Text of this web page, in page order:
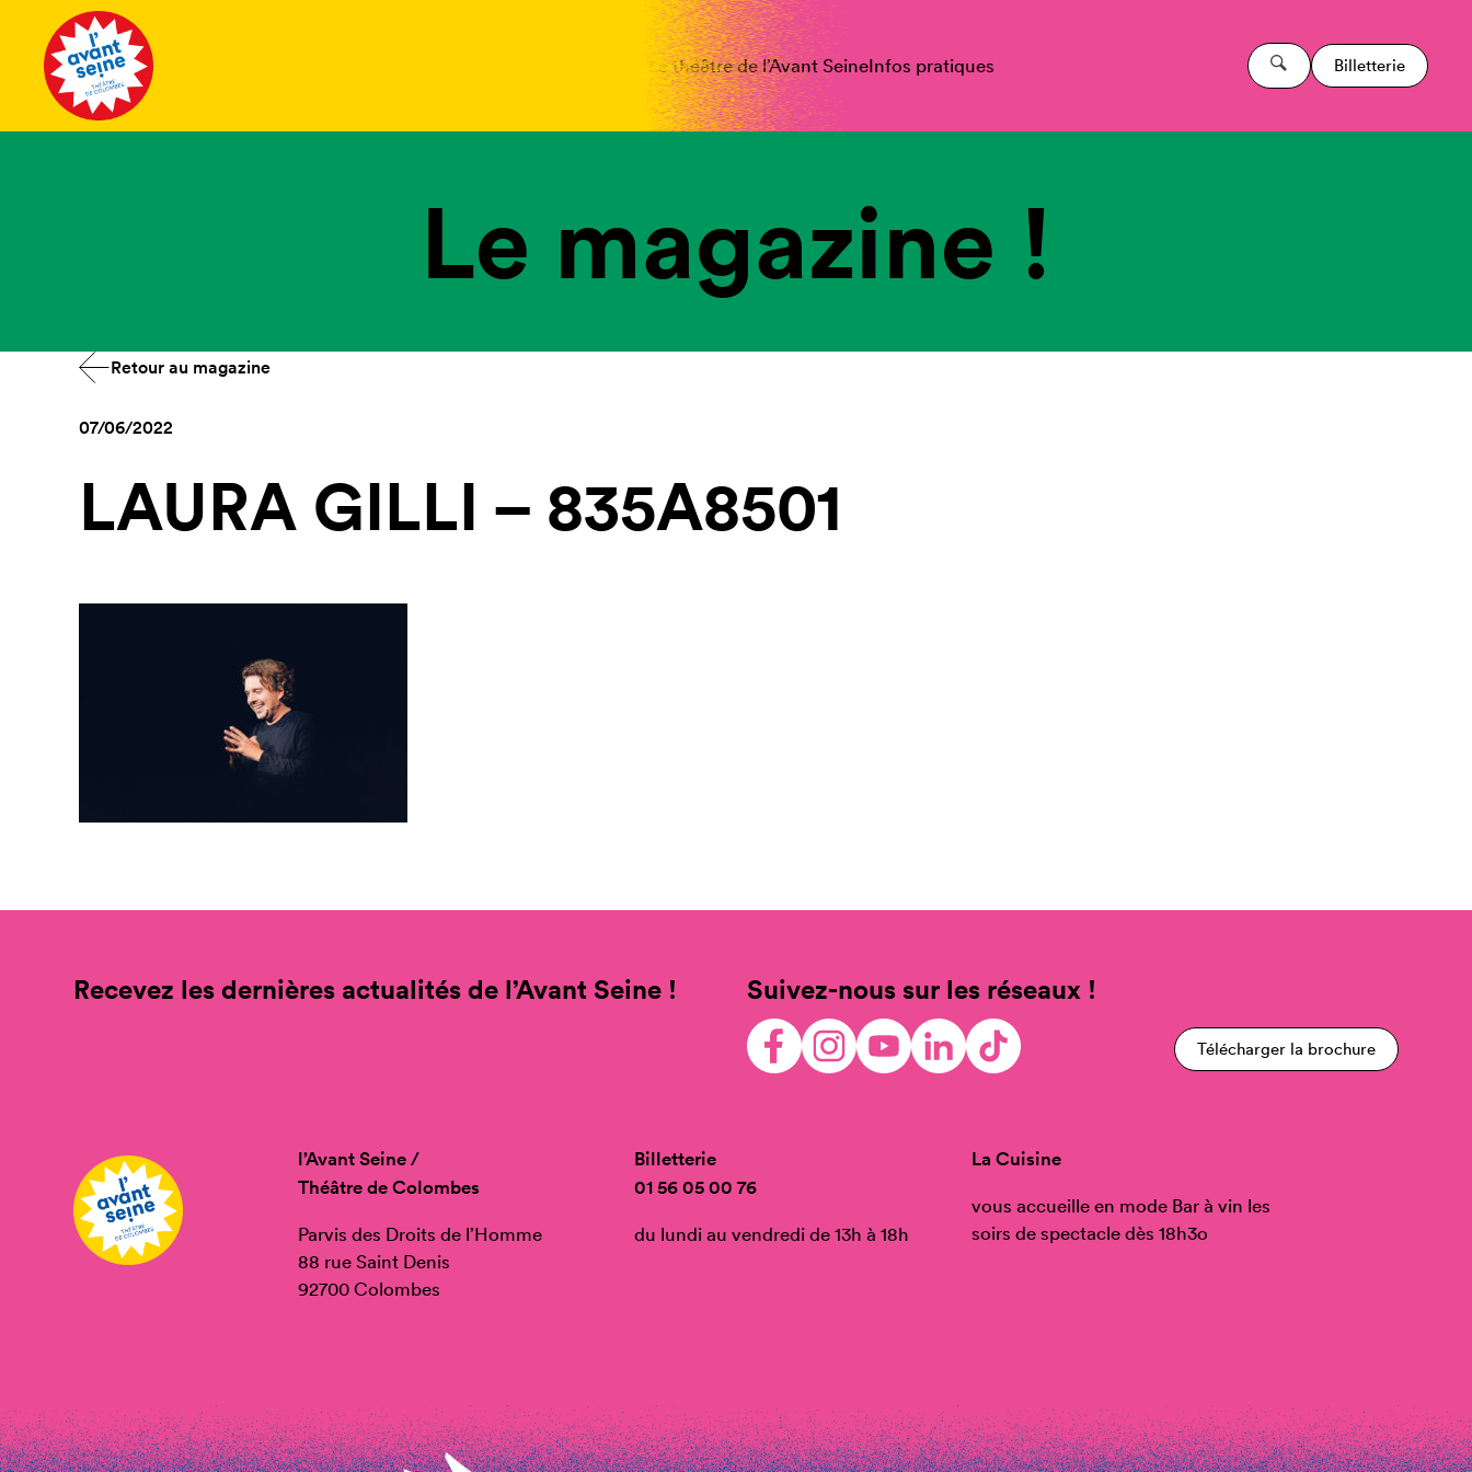
Le théâtre de l’Avant SeineInfos pratiques Billetterie
Le magazine !
Retour au magazine
07/06/2022
LAURA GILLI – 835A8501
Recevez les dernières actualités de l’Avant Seine ! Suivez-nous sur les réseaux !
Télécharger la brochure
l’Avant Seine /
Théâtre de Colombes
Parvis des Droits de l’Homme
88 rue Saint Denis
92700 Colombes
Billetterie
01 56 05 00 76
du lundi au vendredi de 13h à 18h
La Cuisine
vous accueille en mode Bar à vin les
soirs de spectacle dès 18h3o